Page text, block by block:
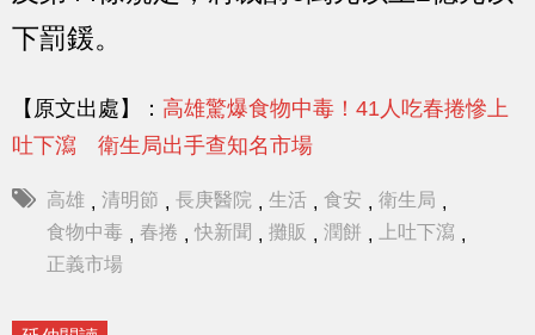
下罰鍰。
【原文出處】： 高雄驚爆食物中毒！41人吃春捲慘上
吐下瀉 衛生局出手查知名市場
高雄 , 清明節 , 長庚醫院 , 生活 , 食安 , 衛生局 ,
食物中毒 , 春捲 , 快新聞 , 攤販 , 潤餅 , 上吐下瀉 ,
正義市場